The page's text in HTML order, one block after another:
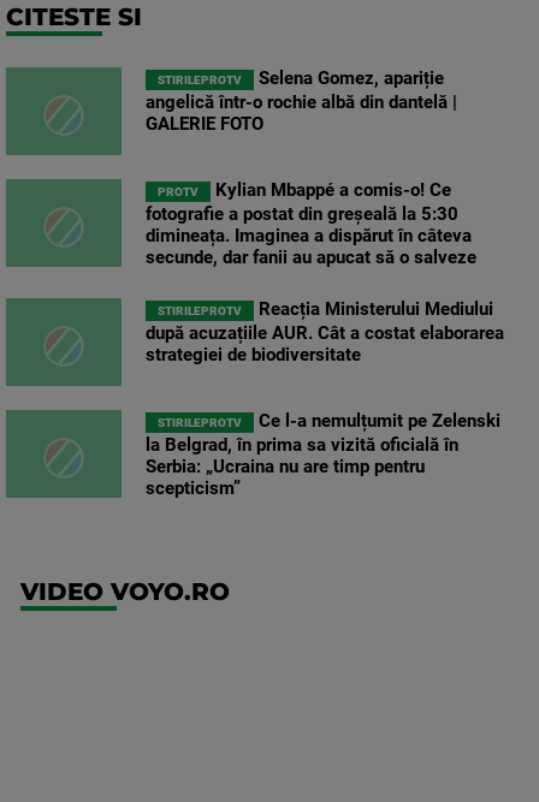
CITESTE SI
STIRILEPROTV
Selena Gomez, apariție
angelică într-o rochie albă din dantelă |
GALERIE FOTO
PROTV
Kylian Mbappé a comis-o! Ce
fotografie a postat din greșeală la 5:30
dimineața. Imaginea a dispărut în câteva
secunde, dar fanii au apucat să o salveze
STIRILEPROTV
Reacția Ministerului Mediului
după acuzațiile AUR. Cât a costat elaborarea
strategiei de biodiversitate
STIRILEPROTV
Ce l-a nemulțumit pe Zelenski
la Belgrad, în prima sa vizită oficială în
Serbia: „Ucraina nu are timp pentru
scepticism”
VIDEO VOYO.RO